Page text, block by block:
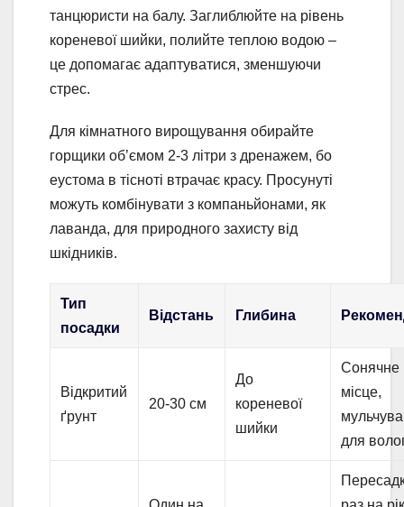
танцюристи на балу. Заглиблюйте на рівень
кореневої шийки, полийте теплою водою –
це допомагає адаптуватися, зменшуючи
стрес.
Для кімнатного вирощування обирайте
горщики об’ємом 2-3 літри з дренажем, бо
еустома в тісноті втрачає красу. Просунуті
можуть комбінувати з компаньйонами, як
лаванда, для природного захисту від
шкідників.
Тип
посадки
Відстань Глибина
Відкритий
ґрунт
20-30 см
До
кореневої
шийки
Сонячне
місце,
для